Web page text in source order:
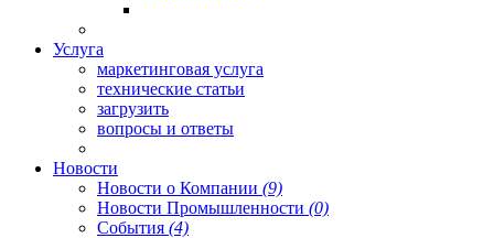
Услуга
маркетинговая услуга
технические статьи
загрузить
вопросы и ответы
Новости
Новости о Компании (9)
Новости Промышленности (0)
События (4)